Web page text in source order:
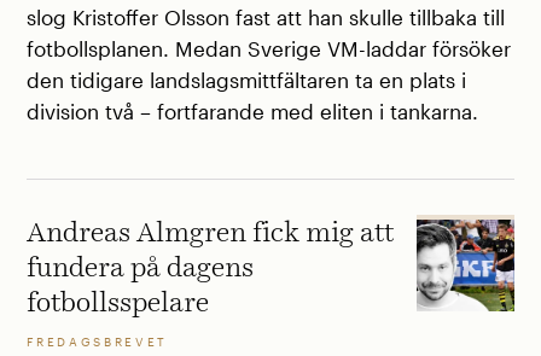
slog Kristoffer Olsson fast att han skulle tillbaka till
fotbollsplanen. Medan Sverige VM-laddar försöker
den tidigare landslagsmittfältaren ta en plats i
division två – fortfarande med eliten i tankarna.
Andreas Almgren fick mig att
fundera på dagens
fotbollsspelare
FREDAGSBREVET